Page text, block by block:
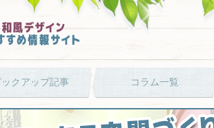
クアップ記事 コラム一覧